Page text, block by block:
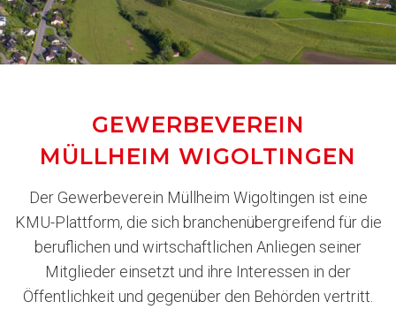
GEWERBEVEREIN
MÜLLHEIM WIGOLTINGEN
Der Gewerbeverein Müllheim Wigoltingen ist eine
KMU-Plattform, die sich branchenübergreifend für die
beruflichen und wirtschaftlichen Anliegen seiner
Mitglieder einsetzt und ihre Interessen in der
Öffentlichkeit und gegenüber den Behörden vertritt.